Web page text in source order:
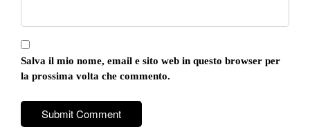
Salva il mio nome, email e sito web in questo browser per
la prossima volta che commento.